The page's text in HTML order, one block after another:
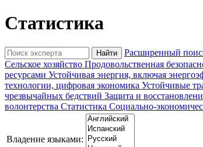
Статистика
Расширенный
Cельское хозяйство Продовольственная
ресурсами Устойчивая энергия, включая
технологии, цифровая экономика Устойчивые
чрезвычайных бедствий Защита и
волонтерства Статистика Социально-
Владение языками: